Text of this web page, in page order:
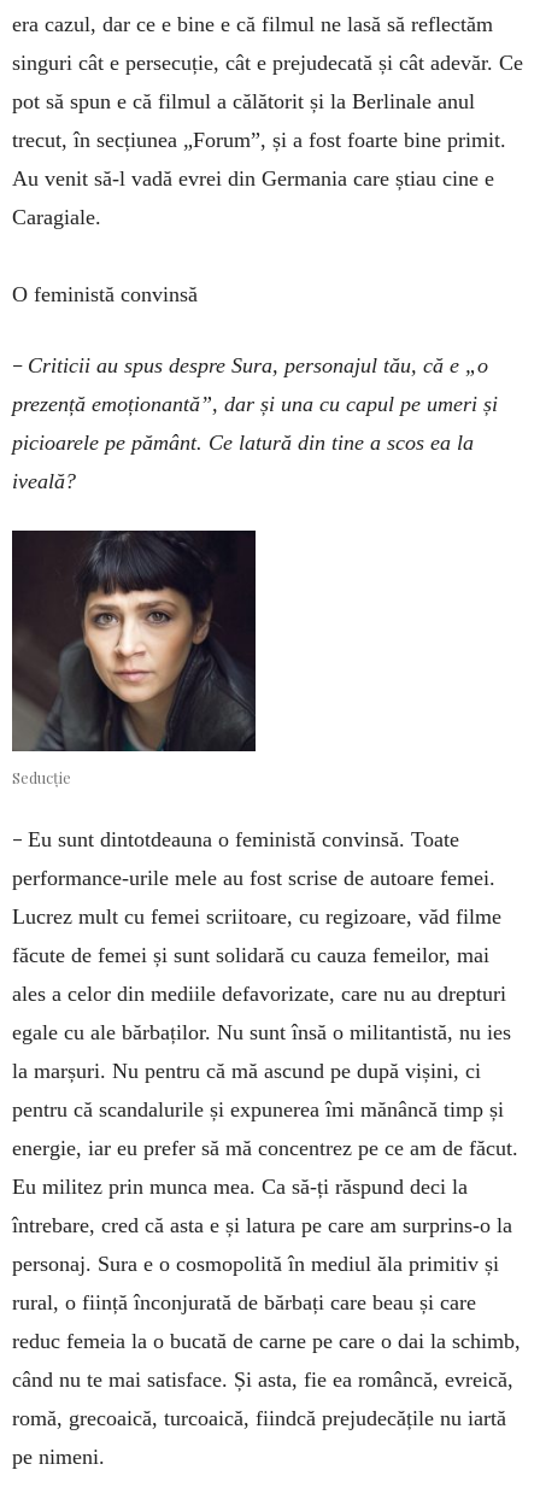
era cazul, dar ce e bine e că filmul ne lasă să reflectăm
singuri cât e persecuție, cât e prejudecată și cât adevăr. Ce
pot să spun e că filmul a călătorit și la Berlinale anul
trecut, în secțiunea „Forum”, și a fost foarte bine primit.
Au venit să-l vadă evrei din Germania care știau cine e
Caragiale.
O feministă convinsă
– Criticii au spus despre Sura, personajul tău, că e „o
prezență emoționantă”, dar și una cu capul pe umeri și
picioarele pe pământ. Ce latură din tine a scos ea la
iveală?
Seducție
– Eu sunt dintotdeauna o feministă convinsă. Toate
performance-urile mele au fost scrise de autoare femei.
Lucrez mult cu femei scriitoare, cu regizoare, văd filme
făcute de femei și sunt solidară cu cauza femeilor, mai
ales a celor din mediile defavorizate, care nu au drepturi
egale cu ale bărbaților. Nu sunt însă o militantistă, nu ies
la marșuri. Nu pentru că mă ascund pe după vișini, ci
pentru că scandalurile și expunerea îmi mănâncă timp și
energie, iar eu prefer să mă concentrez pe ce am de făcut.
Eu militez prin munca mea. Ca să-ți răspund deci la
întrebare, cred că asta e și latura pe care am surprins-o la
personaj. Sura e o cosmopolită în mediul ăla primitiv și
rural, o ființă înconjurată de bărbați care beau și care
reduc femeia la o bucată de carne pe care o dai la schimb,
când nu te mai satisface. Și asta, fie ea româncă, evreică,
romă, grecoaică, turcoaică, fiindcă prejudecățile nu iartă
pe nimeni.